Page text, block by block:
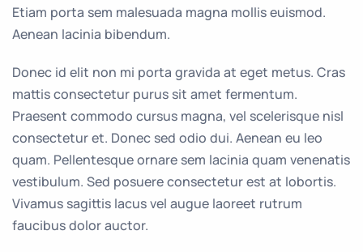
Etiam porta sem malesuada magna mollis euismod.
Aenean lacinia bibendum.
Donec id elit non mi porta gravida at eget metus. Cras
mattis consectetur purus sit amet fermentum.
Praesent commodo cursus magna, vel scelerisque nisl
consectetur et. Donec sed odio dui. Aenean eu leo
quam. Pellentesque ornare sem lacinia quam venenatis
vestibulum. Sed posuere consectetur est at lobortis.
Vivamus sagittis lacus vel augue laoreet rutrum
faucibus dolor auctor.